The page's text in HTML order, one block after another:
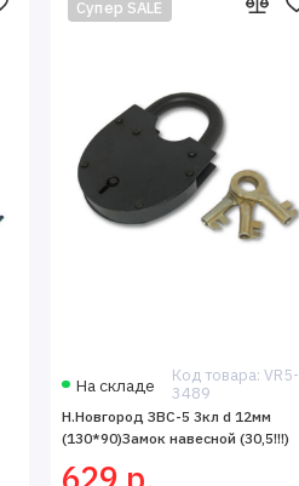
Супер SALE
На складе
Код товара: VR5-
3489
Н.Новгород ЗВС-5 3кл d 12мм
(130*90)Замок навесной (30,5!!!)